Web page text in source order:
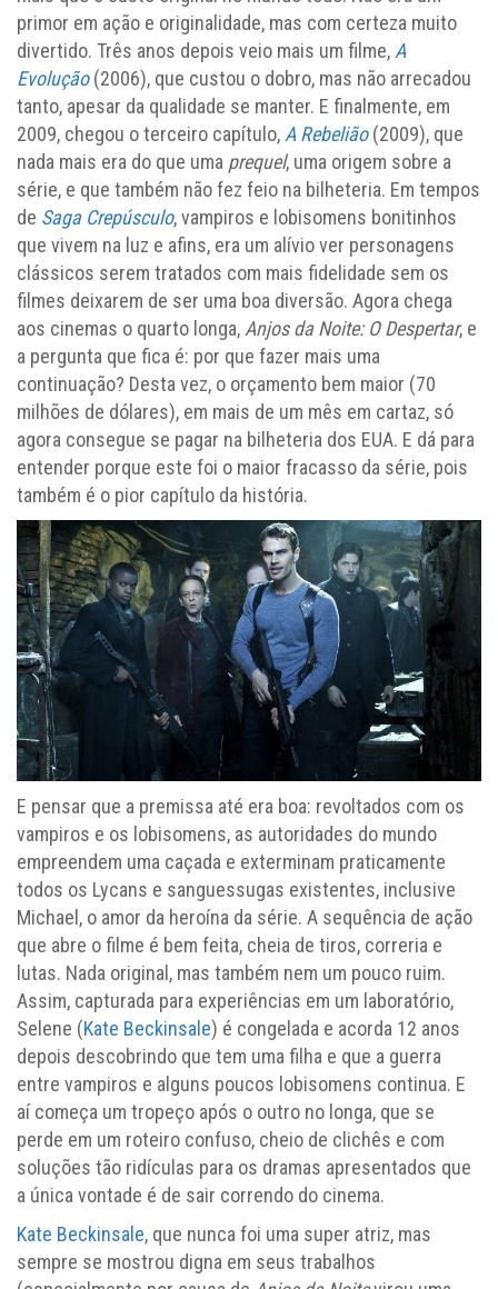
primor em ação e originalidade, mas com certeza muito
divertido. Três anos depois veio mais um filme, A
Evolução (2006), que custou o dobro, mas não arrecadou
tanto, apesar da qualidade se manter. E finalmente, em
2009, chegou o terceiro capítulo, A Rebelião (2009), que
nada mais era do que uma prequel, uma origem sobre a
série, e que também não fez feio na bilheteria. Em tempos
de Saga Crepúsculo, vampiros e lobisomens bonitinhos
que vivem na luz e afins, era um alívio ver personagens
clássicos serem tratados com mais fidelidade sem os
filmes deixarem de ser uma boa diversão. Agora chega
aos cinemas o quarto longa, Anjos da Noite: O Despertar, e
a pergunta que fica é: por que fazer mais uma
continuação? Desta vez, o orçamento bem maior (70
milhões de dólares), em mais de um mês em cartaz, só
agora consegue se pagar na bilheteria dos EUA. E dá para
entender porque este foi o maior fracasso da série, pois
também é o pior capítulo da história.
E pensar que a premissa até era boa: revoltados com os
vampiros e os lobisomens, as autoridades do mundo
empreendem uma caçada e exterminam praticamente
todos os Lycans e sanguessugas existentes, inclusive
Michael, o amor da heroína da série. A sequência de ação
que abre o filme é bem feita, cheia de tiros, correria e
lutas. Nada original, mas também nem um pouco ruim.
Assim, capturada para experiências em um laboratório,
Selene (Kate Beckinsale) é congelada e acorda 12 anos
depois descobrindo que tem uma filha e que a guerra
entre vampiros e alguns poucos lobisomens continua. E
aí começa um tropeço após o outro no longa, que se
perde em um roteiro confuso, cheio de clichês e com
soluções tão ridículas para os dramas apresentados que
a única vontade é de sair correndo do cinema.
Kate Beckinsale, que nunca foi uma super atriz, mas
sempre se mostrou digna em seus trabalhos